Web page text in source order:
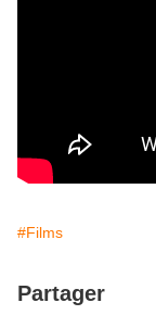
#Films
Partager